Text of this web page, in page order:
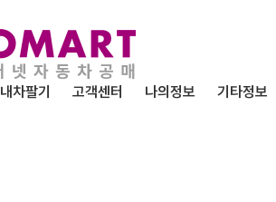
내차팔기 고객센터 나의정보
기타정보